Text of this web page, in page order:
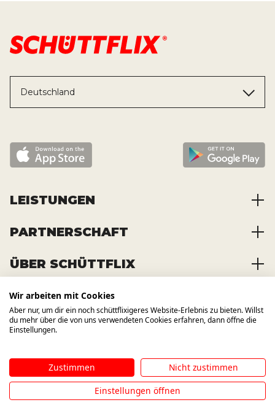
Deutschland
LEISTUNGEN
Baustoffe kaufen
Container mieten
Transporte bestellen
PARTNERSCHAFT
Zusammenarbeit
Registrierung
ÜBER SCHÜTTFLIX
Über das Unternehmen
Offene Stellen
News und Presse
WIR BAUEN AUCH AUF ANDERE
KANÄLE
Impressum Datenschutzbestimmung
Hinweisgebersystem
©2026SCHÜTTFLIX
Wir arbeiten mit Cookies
Aber nur, um dir ein noch schüttflixigeres Website-Erlebnis zu bieten. Willst
du mehr über die von uns verwendeten Cookies erfahren, dann öffne die
Einstellungen.
Zustimmen
Nicht zustimmen
Einstellungen öffnen